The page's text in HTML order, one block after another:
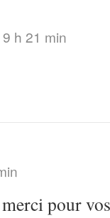
h 21 min
pour